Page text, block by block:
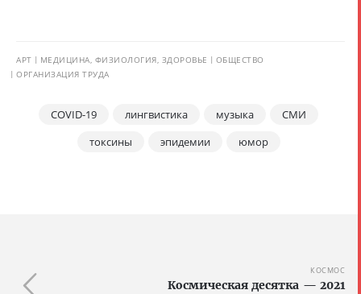
АРТ МЕДИЦИНА, ФИЗИОЛОГИЯ, ЗДОРОВЬЕ
ОБЩЕСТВО
ОРГАНИЗАЦИЯ ТРУДА
COVID-19 лингвистика музыка
СМИ
токсины
эпидемии юмор
КОСМОС
Космическая десятка — 2021